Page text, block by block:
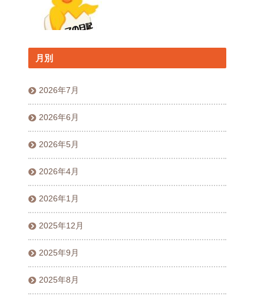
月別
2026年7月
2026年6月
2026年5月
2026年4月
2026年1月
2025年12月
2025年9月
2025年8月